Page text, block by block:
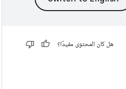
هل كان المحتوى مفيدًا؟